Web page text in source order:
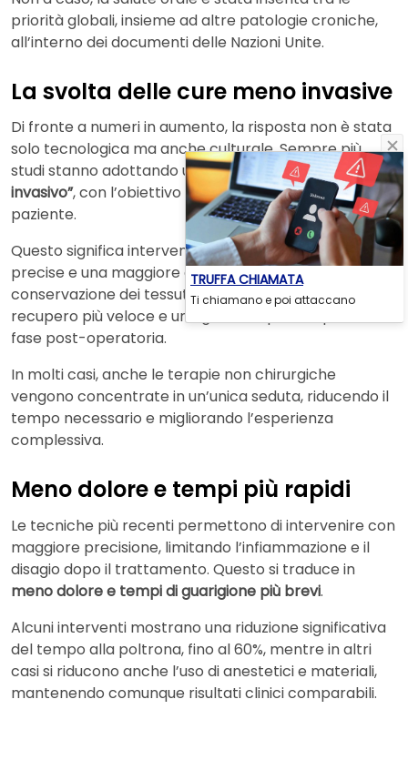
priorità globali, insieme ad altre patologie croniche,
all’interno dei documenti delle Nazioni Unite.
La svolta delle cure meno invasive
Di fronte a numeri in aumento, la risposta non è stata
solo tecnologica ma anche culturale. Sempre più
studi stanno adottando un approccio definito “meno
invasivo”, con l’obiettivo di ridurre il trauma per il
paziente.
Questo significa interventi più brevi, tecniche più
precise e una maggiore attenzione alla
conservazione dei tessuti naturali. Il risultato è un
recupero più veloce e una gestione più semplice della
fase post-operatoria.
In molti casi, anche le terapie non chirurgiche
vengono concentrate in un’unica seduta, riducendo il
tempo necessario e migliorando l’esperienza
complessiva.
Meno dolore e tempi più rapidi
Le tecniche più recenti permettono di intervenire con
maggiore precisione, limitando l’infiammazione e il
disagio dopo il trattamento. Questo si traduce in
meno dolore e tempi di guarigione più brevi.
Alcuni interventi mostrano una riduzione significativa
del tempo alla poltrona, fino al 60%, mentre in altri
casi si riducono anche l’uso di anestetici e materiali,
mantenendo comunque risultati clinici comparabili.
TRUFFA CHIAMATA
Ti chiamano e poi attaccano